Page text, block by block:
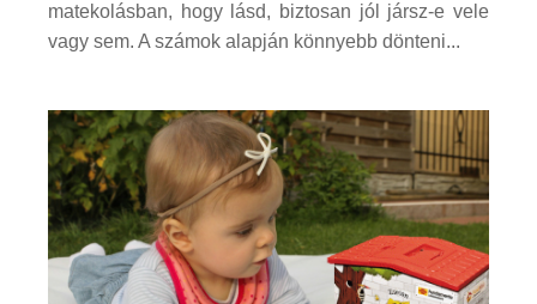
matekolásban, hogy lásd, biztosan jól jársz-e vele
vagy sem. A számok alapján könnyebb dönteni...